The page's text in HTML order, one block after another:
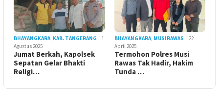
BHAYANGKARA, KAB. TANGERANG
1
Agustus 2025
Jumat Berkah, Kapolsek
Sepatan Gelar Bhakti
Religi…
BHAYANGKARA, MUSIRAWAS
22
April 2025
Termohon Polres Musi
Rawas Tak Hadir, Hakim
Tunda …